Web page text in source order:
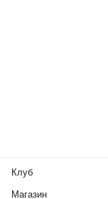
Клуб
Магазин